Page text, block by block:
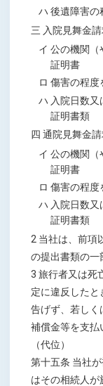
ハ 後遺障害
三 入院見舞金
イ 公の機関
証明書
ロ 傷害の程
ハ 入院日数
証明書類
四 通院見舞金
イ 公の機関
証明書
ロ 傷害の程
ハ 入院日数
証明書類
2 当社は、前項
の提出書類の一
3 旅行者又は死
定に違反した
告げず、若しく
補償金等を支払
（代位）
第十五条 当社
はその相続人